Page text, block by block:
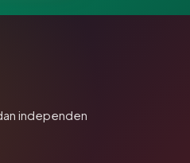
independen